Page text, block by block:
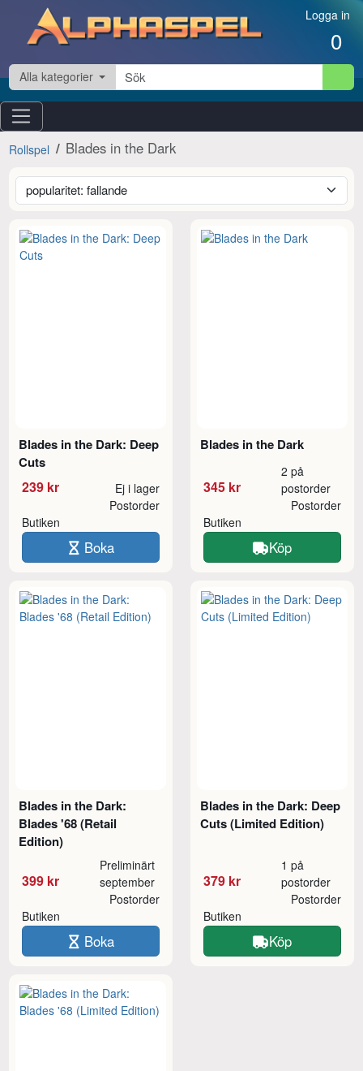
Hoppa till innehåll Logga in
0
Alla kategorier
Rollspel Blades in the Dark
Blades in the Dark: Deep
Cuts
239 kr Ej i lager
Butiken
Postorder
Boka
Blades in the Dark
345 kr
2 på
postorder
Butiken
Postorder
Köp
Blades in the Dark:
Blades '68 (Retail
Edition)
399 kr
Preliminärt
september
Butiken
Postorder
Boka
Blades in the Dark: Deep
Cuts (Limited Edition)
379 kr
1 på
postorder
Butiken
Postorder
Köp